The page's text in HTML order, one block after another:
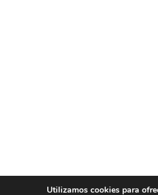
Utilizamos cookies para